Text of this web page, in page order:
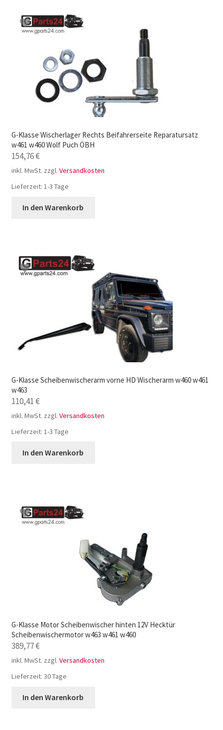
G-Klasse Wischerlager Rechts Beifahrerseite Reparatursatz
w461 w460 Wolf Puch ÖBH
154,76€
inkl. MwSt. zzgl. Versandkosten
Lieferzeit: 1-3 Tage
In den Warenkorb
G-Klasse Scheibenwischerarm vorne HD Wischerarm w460 w461
w463
110,41€
inkl. MwSt. zzgl. Versandkosten
Lieferzeit: 1-3 Tage
In den Warenkorb
G-Klasse Motor Scheibenwischer hinten 12V Hecktür
Scheibenwischermotor w463 w461 w460
389,77€
inkl. MwSt. zzgl. Versandkosten
Lieferzeit: 30 Tage
In den Warenkorb